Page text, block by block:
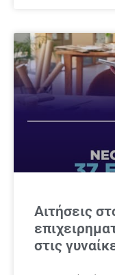
Αιτήσεις
στις